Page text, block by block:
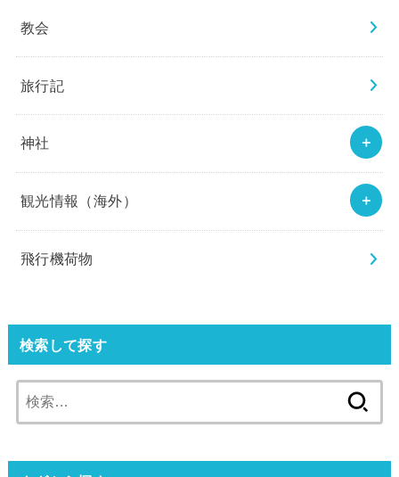
教会
旅行記
神社
観光情報（海外）
飛行機荷物
検索して探す
索: